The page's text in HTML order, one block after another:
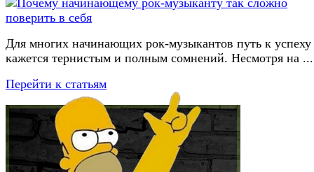
Для многих начинающих рок-музыкантов путь к успеху
кажется тернистым и полным сомнений. Несмотря на ...
Перейти к статьям